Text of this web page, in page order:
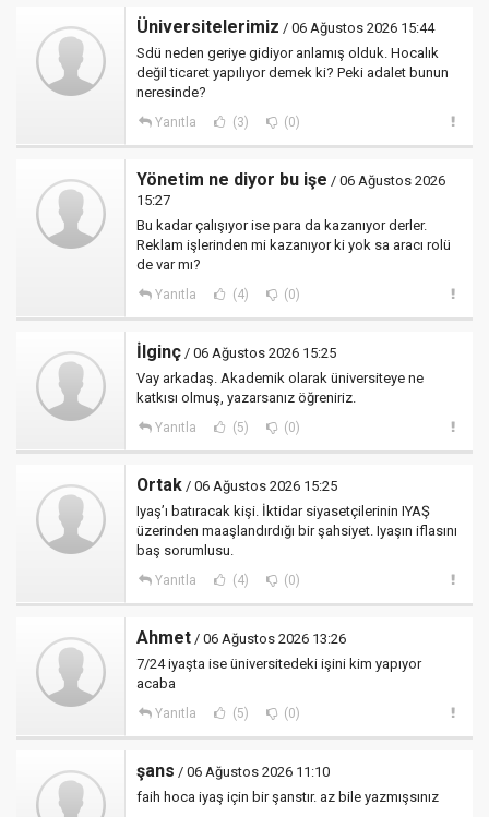
Üniversitelerimiz / 06 Ağustos 2026 15:44
Sdü neden geriye gidiyor anlamış olduk. Hocalık
değil ticaret yapılıyor demek ki? Peki adalet bunun
neresinde?
Yanıtla (3) (0)
Yönetim ne diyor bu işe / 06 Ağustos 2026
15:27
Bu kadar çalışıyor ise para da kazanıyor derler.
Reklam işlerinden mi kazanıyor ki yok sa aracı rolü
de var mı?
Yanıtla (4) (0)
İlginç / 06 Ağustos 2026 15:25
Vay arkadaş. Akademik olarak üniversiteye ne
katkısı olmuş, yazarsanız öğreniriz.
Yanıtla (5) (0)
Ortak / 06 Ağustos 2026 15:25
Iyaş’ı batıracak kişi. İktidar siyasetçilerinin IYAŞ
üzerinden maaşlandırdığı bir şahsiyet. Iyaşın iflasını
baş sorumlusu.
Yanıtla (4) (0)
Ahmet / 06 Ağustos 2026 13:26
7/24 iyaşta ise üniversitedeki işini kim yapıyor
acaba
Yanıtla (5) (0)
şans / 06 Ağustos 2026 11:10
faih hoca iyaş için bir şanstır. az bile yazmışsınız